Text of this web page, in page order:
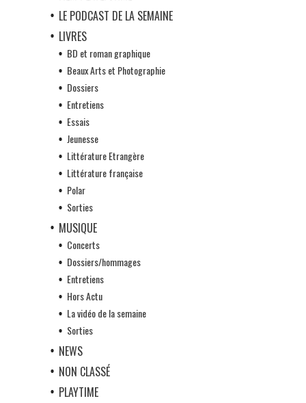
LE PODCAST DE LA SEMAINE
LIVRES
BD et roman graphique
Beaux Arts et Photographie
Dossiers
Entretiens
Essais
Jeunesse
Littérature Etrangère
Littérature française
Polar
Sorties
MUSIQUE
Concerts
Dossiers/hommages
Entretiens
Hors Actu
La vidéo de la semaine
Sorties
NEWS
NON CLASSÉ
PLAYTIME